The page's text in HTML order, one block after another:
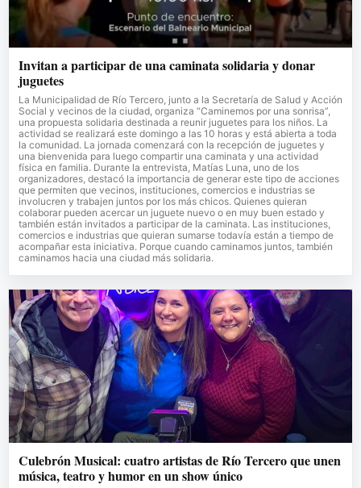
Invitan a participar de una caminata solidaria y donar
juguetes
La Municipalidad de Río Tercero, junto a la Secretaría de Salud y Acción
Social y vecinos de la ciudad, organiza “Caminemos por una sonrisa”,
una propuesta solidaria destinada a reunir juguetes para los niños. La
actividad se realizará este domingo a las 10 horas y está abierta a toda
la comunidad. La jornada comenzará con la recepción de juguetes y
una bienvenida para luego compartir una caminata y una actividad
física en familia. Durante la entrevista, Matías Luna, uno de los
organizadores, destacó la importancia de generar este tipo de acciones
que permiten que vecinos, instituciones, comercios e industrias se
involucren y trabajen juntos por los más chicos. Quienes quieran
colaborar pueden acercar un juguete nuevo o en muy buen estado y
también están invitados a participar de la caminata. Las instituciones,
comercios e industrias que quieran sumarse todavía están a tiempo de
acompañar esta iniciativa. Porque cuando caminamos juntos, también
caminamos hacia una ciudad más solidaria.
Culebrón Musical: cuatro artistas de Río Tercero que unen
música, teatro y humor en un show único